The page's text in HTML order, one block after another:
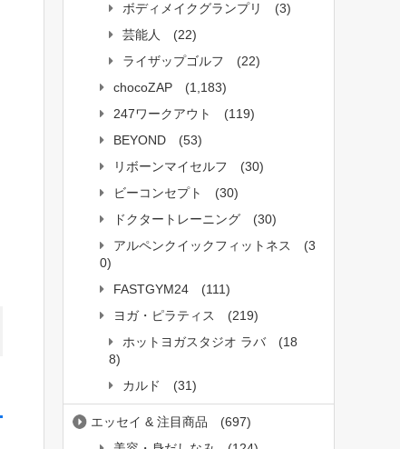
ボディメイクグランプリ
(3)
芸能人
(22)
ライザップゴルフ
(22)
chocoZAP
(1,183)
247ワークアウト
(119)
BEYOND
(53)
リボーンマイセルフ
(30)
ビーコンセプト
(30)
ドクタートレーニング
(30)
アルペンクイックフィットネス
(3
0)
FASTGYM24
(111)
ヨガ・ピラティス
(219)
ホットヨガスタジオ ラバ
(18
8)
カルド
(31)
エッセイ & 注目商品
(697)